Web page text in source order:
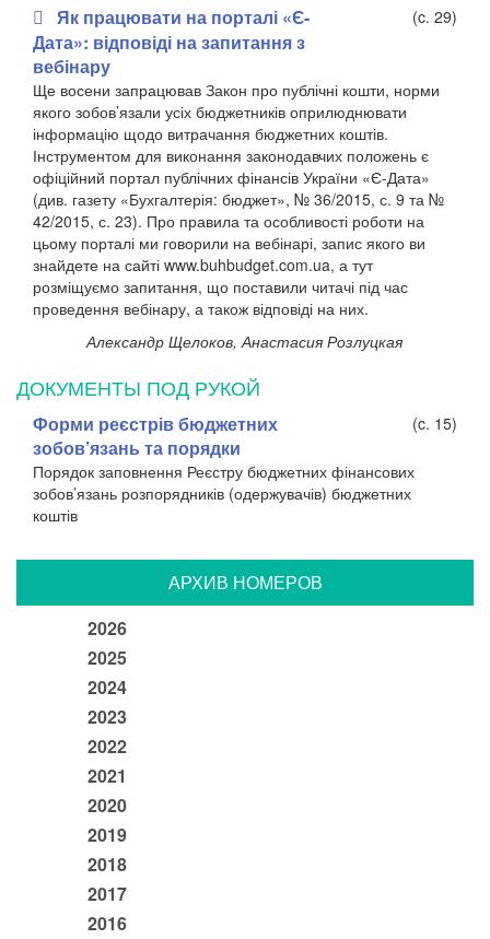
Як працювати на порталі «Є-
Дата»: відповіді на запитання з
вебінару
(c. 29)
Ще восени запрацював Закон про публічні кошти, норми
якого зобов’язали усіх бюджетників оприлюднювати
інформацію щодо витрачання бюджетних коштів.
Інструментом для виконання законодавчих положень є
офіційний портал публічних фінансів України «Є-Дата»
(див. газету «Бухгалтерія: бюджет», № 36/2015, с. 9 та №
42/2015, с. 23). Про правила та особливості роботи на
цьому порталі ми говорили на вебінарі, запис якого ви
знайдете на сайті www.buhbudget.com.ua, а тут
розміщуємо запитання, що поставили читачі під час
проведення вебінару, а також відповіді на них.
Александр Щелоков, Анастасия Розлуцкая
ДОКУМЕНТЫ ПОД РУКОЙ
Форми реєстрів бюджетних
зобов’язань та порядки
(c. 15)
Порядок заповнення Реєстру бюджетних фінансових
зобов’язань розпорядників (одержувачів) бюджетних
коштів
АРХИВ НОМЕРОВ
2026
2025
2024
2023
2022
2021
2020
2019
2018
2017
2016